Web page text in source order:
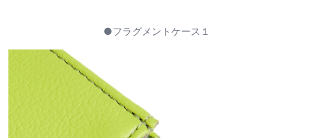
●フラグメントケース１